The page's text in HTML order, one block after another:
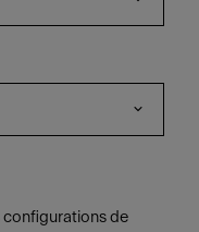
configurations de